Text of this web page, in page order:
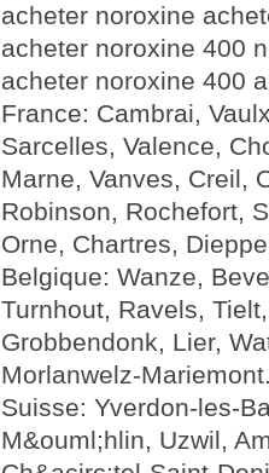
acheter noroxine
acheter noroxine 400
acheter noroxine 400
France: Cambrai,
Sarcelles, Valence,
Marne, Vanves, Creil,
Robinson, Rochefort,
Orne, Chartres,
Belgique: Wanze,
Turnhout, Ravels,
Grobbendonk, Lier,
Morlanwelz-
Suisse: Yverdon-les-
M&ouml;hlin, Uzwil,